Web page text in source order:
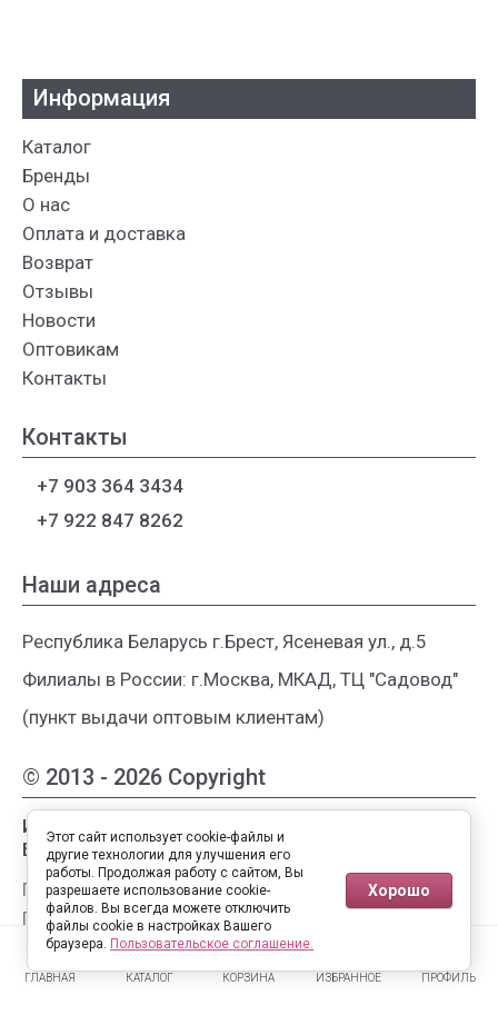
© 2013 - 2026 Copyright
Интернет-магазин женской одежды из
Белоруссии
Публичная оферта
Пользовательское соглашение
Политика конфиденциальности
Информация
Каталог
Бренды
О нас
Оплата и доставка
Возврат
Отзывы
Новости
Оптовикам
Контакты
Контакты
+7 903 364 3434
+7 922 847 8262
Наши адреса
Республика Беларусь г.Брест, Ясеневая ул., д.5
Филиалы в России: г.Москва, МКАД, ТЦ "Садовод"
(пункт выдачи оптовым клиентам)
Этот сайт использует cookie-файлы и
другие технологии для улучшения его
работы. Продолжая работу с сайтом, Вы
разрешаете использование cookie-
файлов. Вы всегда можете отключить
файлы cookie в настройках Вашего
браузера. Пользовательское соглашение.
Хорошо
ГЛАВНАЯ КАТАЛОГ
0
КОРЗИНА ИЗБРАННОЕ ПРОФИЛЬ